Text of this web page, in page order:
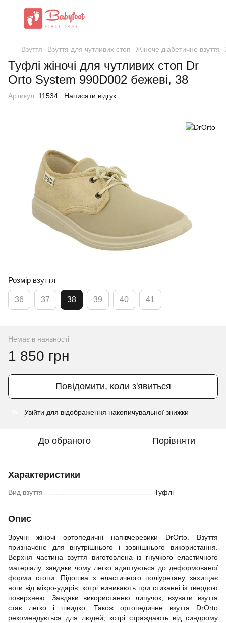
Взуття Взуття для чутливих стоп Жіноче діабетичне взуття
Туфлі жіночі для чутливих стоп Dr
Orto System 990D002 бежеві, 38
Артикул: 11534 Написати відгук
Розмір взуття
36 37 38 39 40 41
Немає в наявності
1 850 грн
Повідомити, коли з'явиться
Увійти для відображення накопичувальної знижки
До обраного Порівняти
Характеристики
Вид взуття Туфлі
Опис
Зручні жіночі ортопедичні напівчеревики DrOrto. Взуття
призначене для внутрішнього і зовнішнього використання.
Верхня частина взуття виготовлена із гнучкого еластичного
матеріалу, завдяки чому легко адаптується до деформованої
форми стопи. Підошва з еластичного поліуретану захищає
ноги від мікро-ударів, котрі виникають при стиканні із твердою
поверхнею. Завдяки використанню липучок, взувати взуття
стає легко і швидко. Також ортопедичне взуття DrOrto
рекомендується для людей, котрі страждають від синдрому